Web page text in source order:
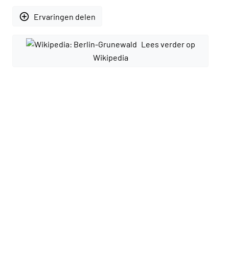
add_circle_outline Ervaringen delen
Lees verder op
Wikipedia